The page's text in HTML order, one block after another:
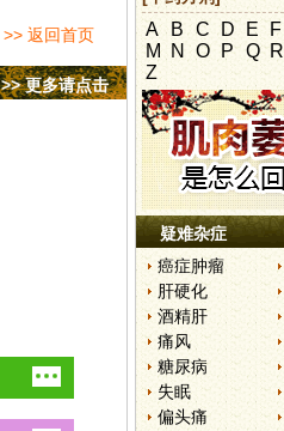
>> 返回首页
>> 更多请点击
A B C D E F
M N O P Q R
Z
疑难杂症
癌症肿瘤
肝硬化
酒精肝
痛风
糖尿病
失眠
偏头痛